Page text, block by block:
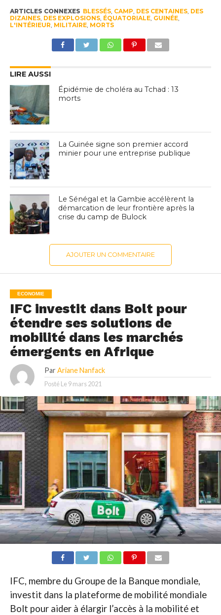
ARTICLES CONNEXES BLESSÉS, CAMP DES CENTAINES, DES
DIZAINES, DES EXPLOSIONS, ÉQUATORIALE, GUINÉE,
L'INTÉRIEUR MILITAIRE, MORTS
LIRE AUSSI
Épidémie de choléra au Tchad : 13
morts
La Guinée signe son premier accord
minier pour une entreprise publique
Le Sénégal et la Gambie accélèrent la
démarcation de leur frontière après la
crise du camp de Bulock
AJOUTER UN COMMENTAIRE
ECONOMIE
IFC investit dans Bolt pour
étendre ses solutions de
mobilité dans les marchés
émergents en Afrique
Par Ariane Nanfack
Posté Le 9 mars 2021
IFC, membre du Groupe de la Banque mondiale,
investit dans la plateforme de mobilité mondiale
Bolt pour aider à élargir l’accès à la mobilité et